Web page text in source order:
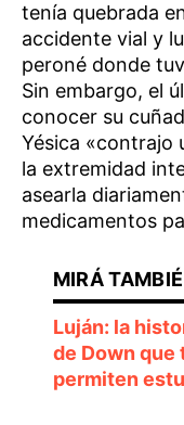
tenía quebrada
accidente vial y
peroné donde
Sin embargo, el
conocer su
Yésica «contrajo
la extremidad
asearla
medicamentos
Luján: la
de Down que
permiten